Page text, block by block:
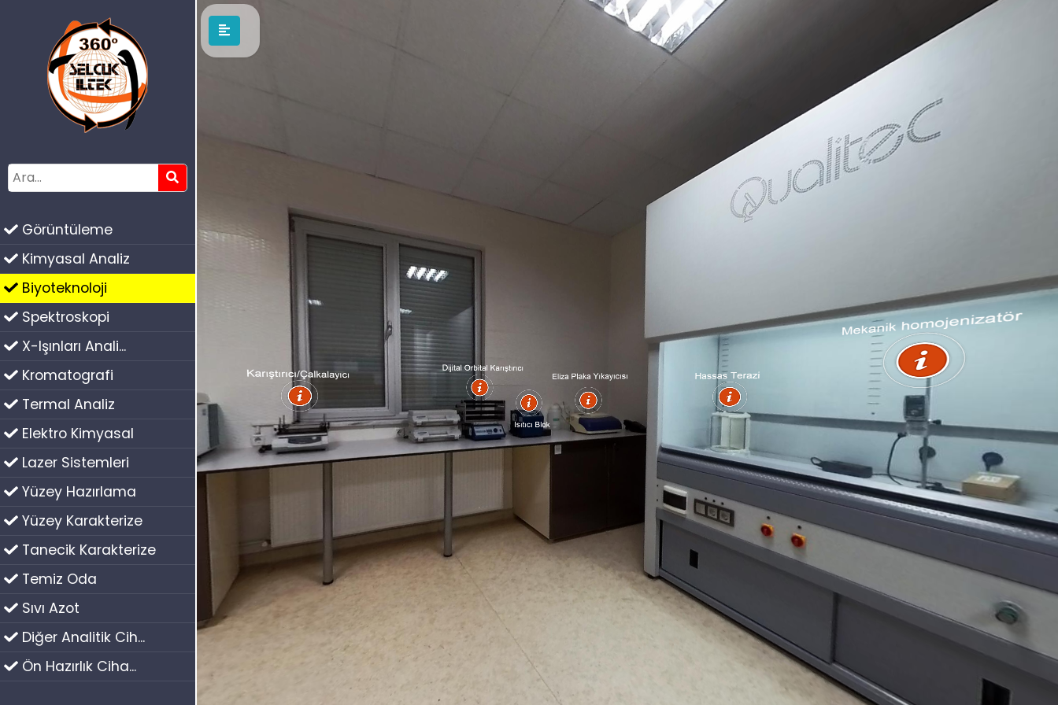
Görüntüleme
Kimyasal Analiz
Biyoteknoloji
Spektroskopi
X-Işınları Anali...
Kromatografi
Termal Analiz
Elektro Kimyasal
Lazer Sistemleri
Yüzey Hazırlama
Yüzey Karakterize
Tanecik Karakterize
Temiz Oda
Sıvı Azot
Diğer Analitik Cih...
Ön Hazırlık Ciha...